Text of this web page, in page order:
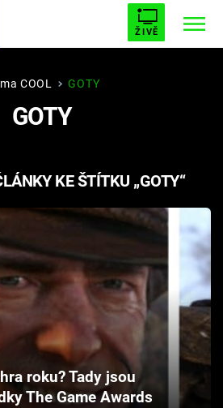
ŽIVĚ
BUFFY, PŘEMOŽITELKA UPÍRŮ
AVENGERS 5
COOL GOTY
GOTY
KE ŠTÍTKU „GOTY“
roku? Tady jsou
The Game Awards